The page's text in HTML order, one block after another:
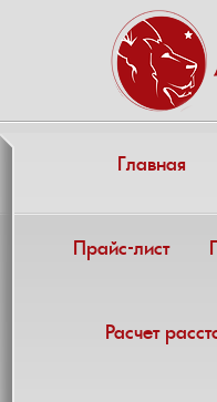
Главная
Прайс-лист
Расчет